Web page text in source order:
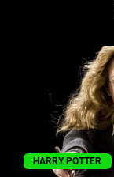
HARRY POTTER